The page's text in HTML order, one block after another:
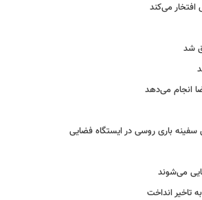
افتخار می‌کند
شد
انجام می‌دهد
سفینه باری روسی در ایستگاه فضایی
تاخیر انداخت